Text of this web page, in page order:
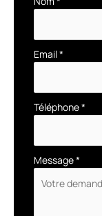
Email*
Téléphone*
Message*